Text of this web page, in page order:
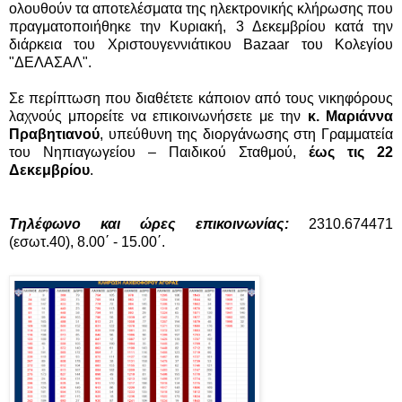
ολουθούν τα αποτελέσματα της ηλεκτρονικής κλήρωσης που
πραγματοποιήθηκε την Κυριακή, 3 Δεκεμβρίου κατά την
διάρκεια του Χριστουγεννιάτικου Bazaar του Κολεγίου
"ΔΕΛΑΣΑΛ".
Σε περίπτωση που διαθέτετε κάποιον από τους νικηφόρους
λαχνούς μπορείτε να επικοινωνήσετε με την κ. Μαριάννα
Πραβητιανού, υπεύθυνη της διοργάνωσης στη Γραμματεία
του Νηπιαγωγείου – Παιδικού Σταθμού, έως τις 22
Δεκεμβρίου.
Τηλέφωνο και ώρες επικοινωνίας: 2310.674471
(εσωτ.40), 8.00΄ - 15.00΄.